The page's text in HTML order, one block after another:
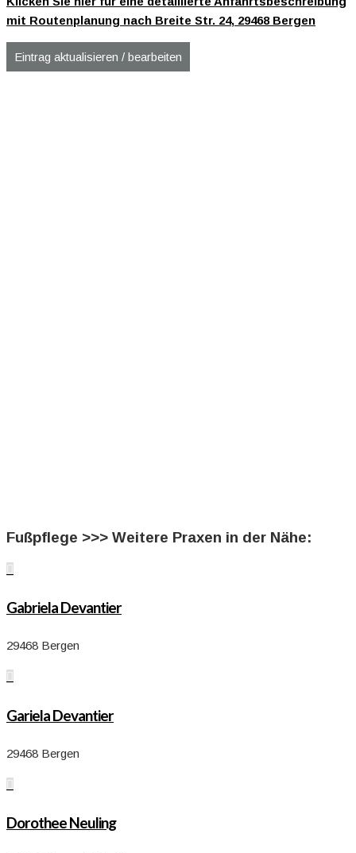
mit Routenplanung nach Breite Str. 24, 29468 Bergen
Fußpflege >>> Weitere Praxen in der Nähe:

Gabriela Devantier
29468 Bergen

Gariela Devantier
29468 Bergen

Dorothee Neuling